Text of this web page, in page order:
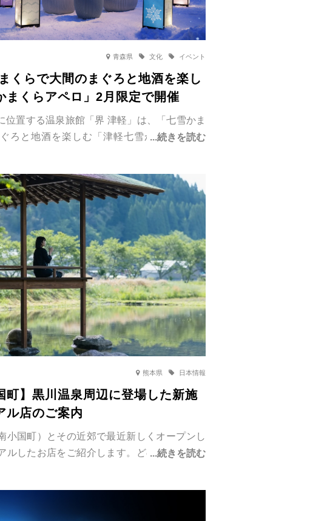
青森県 イベント
文化
くらで大間のまぐろと地酒を楽し
まくらアペロ」2月限定で開催
位置する温泉旅館「界 津軽」は、「七雪かま
ろと地酒を楽しむ「津軽七雪かまくらアペ
熊本県 日本情報
町】黒川温泉周辺に登場した新施
ル店のご案内
小国町）とその近郊で最近新しくオープンし
ルしたお店をご紹介します。どのスポットも
材にこだわったレストランなど、多彩な魅力
泉の新たな楽しみとしてチェックしてみてく